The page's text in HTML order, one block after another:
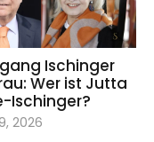
Ischinger
Wer ist Jutta
Ischinger?
2026